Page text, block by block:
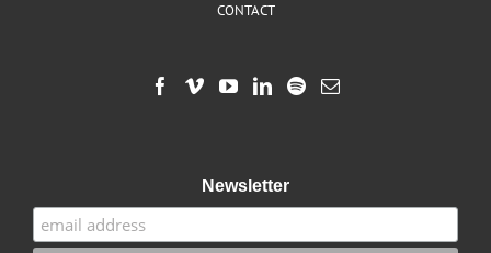
CONTACT
Newsletter